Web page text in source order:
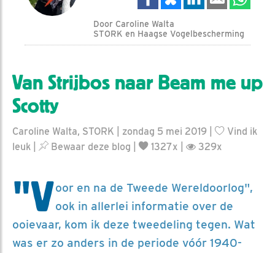
Door Caroline Walta
STORK en Haagse Vogelbescherming
Van Strijbos naar Beam me up
Scotty
Caroline Walta, STORK | zondag 5 mei 2019 |
Vind ik
leuk
Bewaar deze blog 1327x | 329x
"Voor en na de Tweede Wereldoorlog",
ook in allerlei informatie over de
ooievaar, kom ik deze tweedeling tegen. Wat
was er zo anders in de periode vóór 1940-